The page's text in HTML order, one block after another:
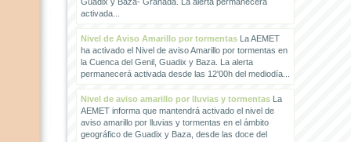
activada...
Nivel de Aviso Amarillo por tormentasLa AEMET
ha activado el Nivel de aviso Amarillo por tormentas en
la Cuenca del Genil, Guadix y Baza. La alerta
permanecerá activada desde las 12'00h del mediodía...
Nivel de aviso amarillo por lluvias y tormentasLa
AEMET informa que mantendrá activado el nivel de
aviso amarillo por lluvias y tormentas en el ámbito
geográfico de Guadix y Baza, desde las doce del